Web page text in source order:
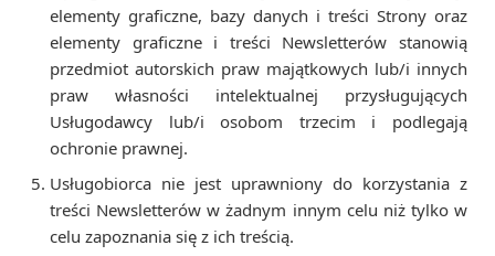
elementy graficzne, bazy danych i treści Strony oraz
elementy graficzne i treści Newsletterów stanowią
przedmiot autorskich praw majątkowych lub/i innych
praw własności intelektualnej przysługujących
Usługodawcy lub/i osobom trzecim i podlegają
ochronie prawnej.
Usługobiorca nie jest uprawniony do korzystania z
treści Newsletterów w żadnym innym celu niż tylko w
celu zapoznania się z ich treścią.